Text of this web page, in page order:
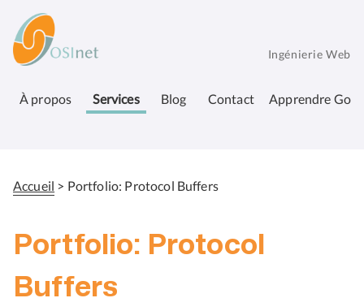
contenu
principal
Ingénierie Web
À propos Services Blog Contact Apprendre Go
Fil
Accueil Portfolio: Protocol Buffers
Portfolio: Protocol
Buffers